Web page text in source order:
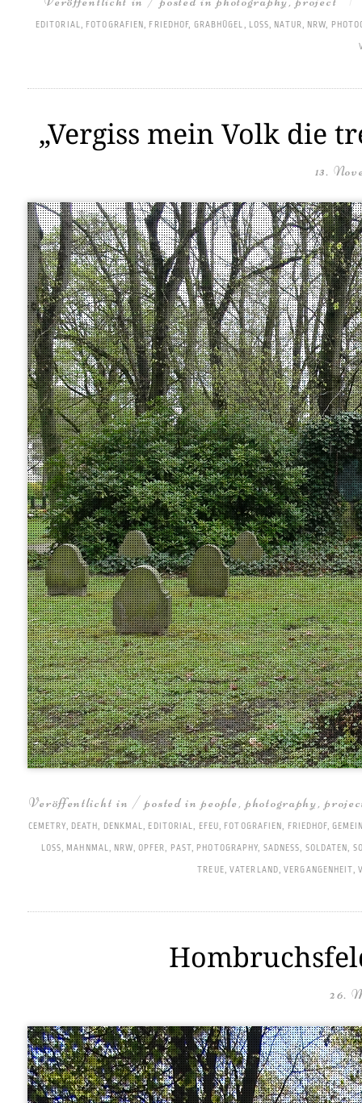
EDITORIAL, FOTOGRAFIEN, FRIEDHOF, GRABHÜGEL, LOSS, NATUR, NRW,
„Vergiss mein Volk die
13.
Veröffentlicht in / posted inpeople,photography,
CEMETRY, DEATH, DENKMAL, EDITORIAL, EFEU, FOTOGRAFIEN, FRIEDHOF,
LOSS, MAHNMAL, NRW, OPFER, PAST , PHOTOGRAPHY, SADNESS, SOLDATEN,
TREUE, VATERLAND,VERGANGENHEIT ,
26.